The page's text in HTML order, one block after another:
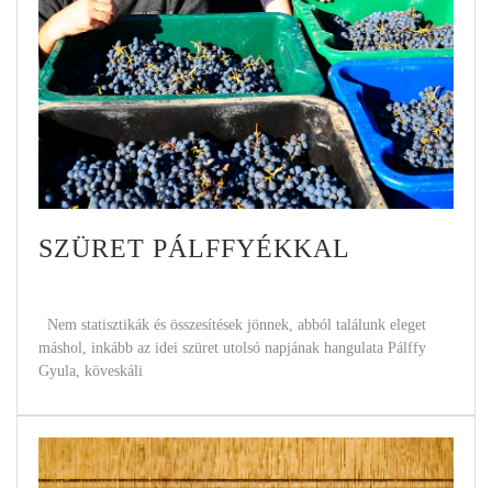
SZÜRET PÁLFFYÉKKAL
Nem statisztikák és összesítések jönnek, abból találunk eleget
máshol, inkább az idei szüret utolsó napjának hangulata Pálffy
Gyula, köveskáli